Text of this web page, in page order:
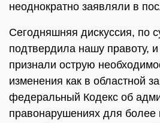
неоднократно заявляли в
Сегодняшняя дискуссия, по
подтвердила нашу правоту, и
признали острую
изменения как в областной
федеральный Кодекс об
правонарушениях для более